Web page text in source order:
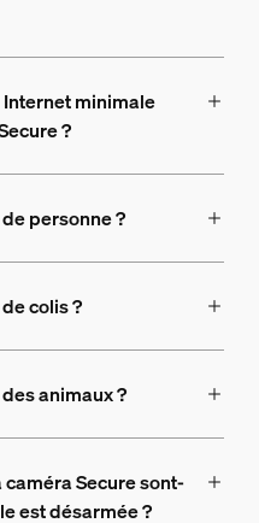
minimale
?
personne ?
colis ?
animaux ?
Secure sont-
est désarmée ?